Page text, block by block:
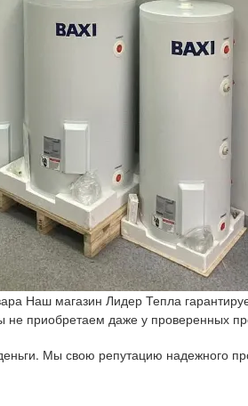
Наш магазин Лидер Тепла
приобретаем даже у проверенных
Мы свою репутацию надежного